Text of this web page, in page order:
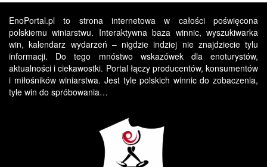
EnoPortal.pl to strona internetowa w całości poświęcona
polskiemu winiarstwu. Interaktywna baza winnic, wyszukiwarka
win, kalendarz wydarzeń – nigdzie indziej nie znajdziecie tylu
informacji. Do tego mnóstwo wskazówek dla enoturystów,
aktualności i ciekawostki. Portal łączy producentów, konsumentów
i miłośników winiarstwa. Jest tyle polskich winnic do zobaczenia,
tyle win do spróbowania…